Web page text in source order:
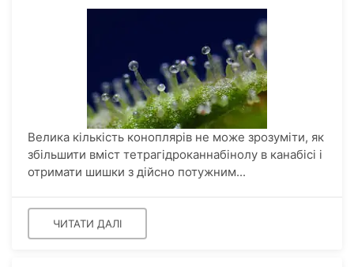
Велика кількість коноплярів не може зрозуміти, як
збільшити вміст тетрагідроканнабінолу в канабісі і
отримати шишки з дійсно потужним...
ЧИТАТИ ДАЛІ